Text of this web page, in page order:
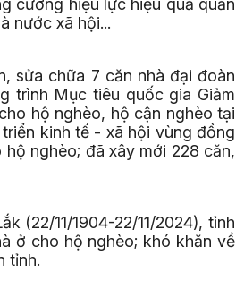
cường hiệu lực hiệu quả quản
nước xã hội...
sửa chữa 7 căn nhà đại đoàn
trình Mục tiêu quốc gia Giảm
hộ nghèo, hộ cận nghèo tại
kinh tế - xã hội vùng đồng
nghèo; đã xây mới 228 căn,
(22/11/1904-22/11/2024), tỉnh
ở cho hộ nghèo; khó khăn về
tỉnh.